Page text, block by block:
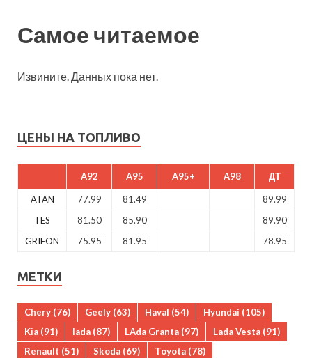
Самое читаемое
Извините. Данных пока нет.
ЦЕНЫ НА ТОПЛИВО
A92 A95 A95+ A98 ДТ
ATAN 77.99 81.49
89.99
TES
81.50 85.90
89.90
GRIFON
75.95 81.95 78.95
МЕТКИ
Chery (76) Geely (63) Haval (54) Hyundai (105)
Kia (91) lada (87) LAda Granta (97) Lada Vesta (91)
Renault (51) Skoda (69) Toyota (78)